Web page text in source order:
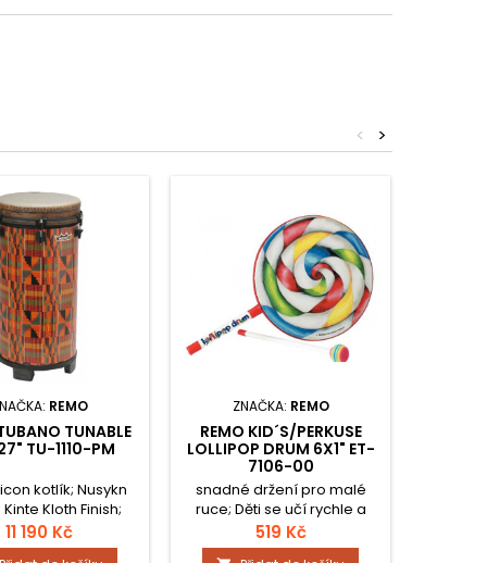
>
<
REMO
TUNABLE
TU-1110-PM
kotlík; Nusykn
Kloth Finish;
pro ladící klíč;
11 190 Kč
ZNAČKA: REMO
REMO KID´S/PERKUSE
LOLLIPOP DRUM 6X1" ET-
7106-00
snadné držení pro malé
ruce; Děti se učí rychle a
snadno, drum rytmy; s
vícebarevnými paličkami;
519 Kč